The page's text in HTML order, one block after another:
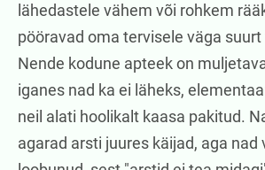
lähedastele vähem või rohkem
pööravad oma tervisele väga
Nende kodune apteek on
iganes nad ka ei läheks,
neil alati hoolikalt kaasa pakitud.
agarad arsti juures käijad, aga nad